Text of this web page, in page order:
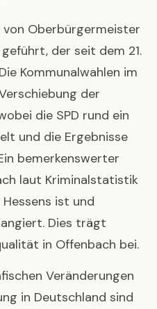
Oberbürgermeister
geführt, der seit dem 21.
Kommunalwahlen im
der
die SPD rund ein
und die Ergebnisse
bemerkenswerter
laut Kriminalstatistik
ist und
Dies trägt
in Offenbach bei.
Veränderungen
in Deutschland sind